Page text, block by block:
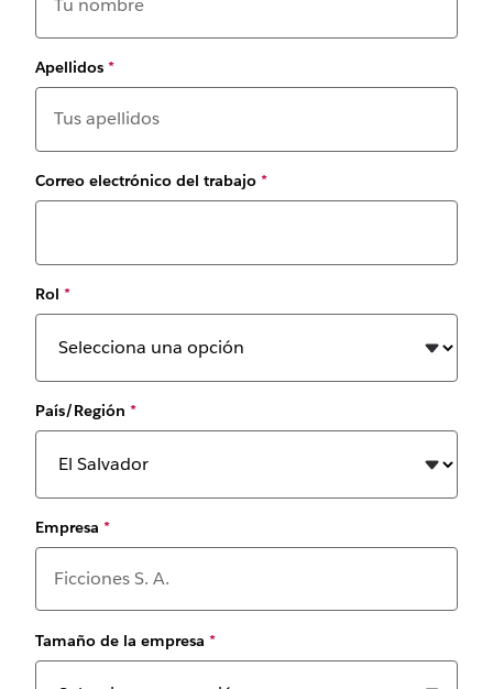
Apellidos *
Correo electrónico del trabajo *
Rol *
País/Región *
Empresa *
Tamaño de la empresa *